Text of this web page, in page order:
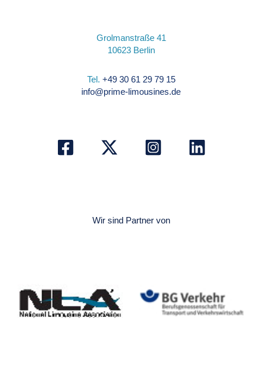
Grolmanstraße 41
10623 Berlin
Tel. +49 30 61 29 79 15
info@prime-limousines.de
Wir sind Partner von